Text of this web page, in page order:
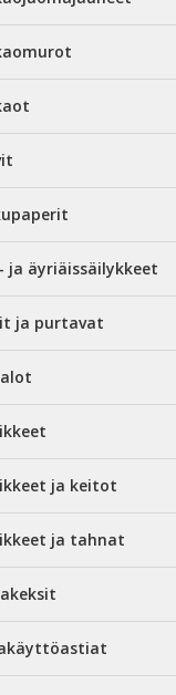
ja äyriäissäilykkeet
ja purtavat
ja keitot
ja tahnat